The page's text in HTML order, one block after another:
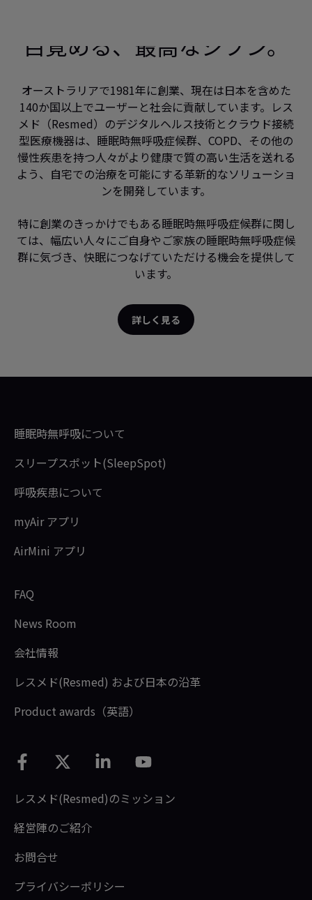
目覚める、最高なジブン。
オーストラリアで1981年に創業、現在は日本を含めた
140か国以上でユーザーと社会に貢献しています。レス
メド（Resmed）のデジタルヘルス技術とクラウド接続
型医療機器は、睡眠時無呼吸症候群、COPD、その他の
慢性疾患を持つ人々がより健康で質の高い生活を送れる
よう、自宅での治療を可能にする革新的なソリューショ
ンを開発しています。
特に創業のきっかけでもある睡眠時無呼吸症候群に関し
ては、幅広い人々にご自身やご家族の睡眠時無呼吸症候
群に気づき、快眠につなげていただける機会を提供して
います。
詳しく見る
睡眠時無呼吸について
スリープスポット(SleepSpot)
呼吸疾患について
myAir アプリ
AirMini アプリ
FAQ
News Room
会社情報
レスメド(Resmed) および日本の沿革
Product awards（英語）
レスメド(Resmed)のミッション
経営陣のご紹介
お問合せ
プライバシーポリシー